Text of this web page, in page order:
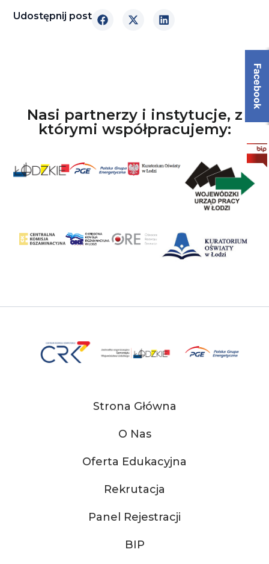
Facebook
Udostępnij post
Nasi partnerzy i instytucje, z
którymi współpracujemy:
Strona Główna
O Nas
Oferta Edukacyjna
Rekrutacja
Panel Rejestracji
BIP